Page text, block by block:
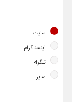
سایت
اینستاگرام
تلگرام
سایر